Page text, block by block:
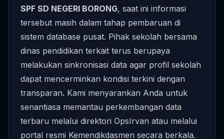
SPF SD NEGERI BORONG, saat ini informasi
tersebut masih dalam tahap pembaruan di
sistem database pusat. Pihak sekolah bersama
dinas pendidikan terkait terus berupaya
melakukan sinkronisasi data agar profil sekolah
dapat mencerminkan kondisi terkini dengan
transparan. Kami menyarankan Anda untuk
senantiasa memantau perkembangan data
terbaru melalui direktori OpsIrvan atau melalui
portal resmi Kemendikdasmen secara berkala.